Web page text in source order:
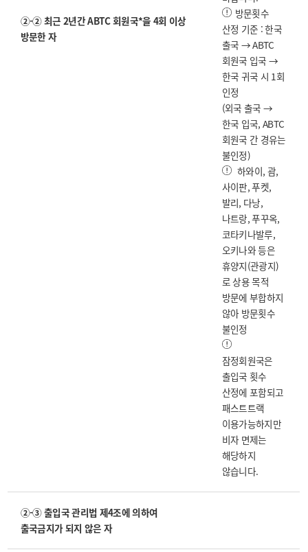
②-② 최근 2년간 ABTC 회원국*을 4회 이상
방문한 자
방문횟수
산정 기준 : 한국
출국 → ABTC
회원국 입국 →
한국 귀국 시 1회
인정
(외국 출국 →
한국 입국, ABTC
회원국 간 경유는
불인정)
하와이, 괌,
사이판, 푸켓,
발리, 다낭,
나트랑, 푸꾸옥,
코타키나발루,
오키나와 등은
휴양지(관광지)
로 상용 목적
방문에 부합하지
않아 방문횟수
불인정
잠정회원국은
출입국 횟수
산정에 포함되고
패스트트랙
이용가능하지만
비자 면제는
해당하지
않습니다.
②-③ 출입국 관리법 제4조에 의하여
출국금지가 되지 않은 자